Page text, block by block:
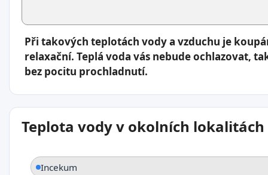
Při takových teplotách vody a vzduchu je
relaxační. Teplá voda vás nebude ochlazovat,
bez pocitu prochladnutí.
Teplota vody v okolních lokalitách
Incekum